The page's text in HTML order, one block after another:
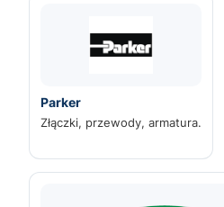
Parker
Złączki, przewody, armatura.